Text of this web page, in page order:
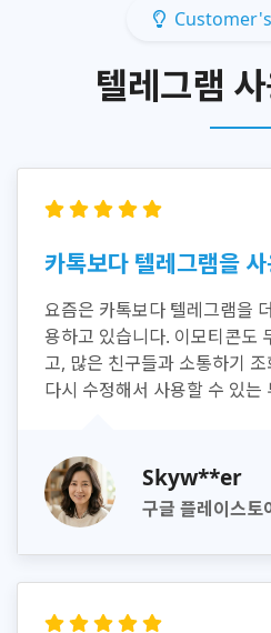
Customer's
텔레그램
카톡보다 텔레그램을
요즘은 카톡보다 텔레그램을
용하고 있습니다. 이모티콘도
고, 많은 친구들과 소통하기
다시 수정해서 사용할 수 있는
Skyw**er
구글 플레이스토